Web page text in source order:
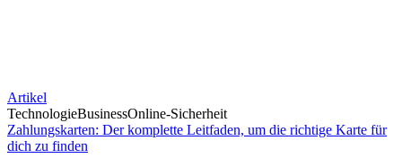
Artikel
TechnologieBusinessOnline-Sicherheit
Zahlungskarten: Der komplette Leitfaden, um die richtige Karte für
dich zu finden